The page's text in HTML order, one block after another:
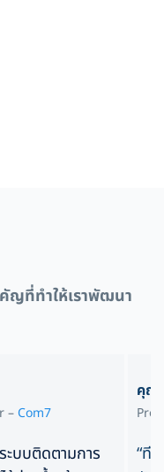
ที่ทำให้เราพัฒนา
– Com7
ะบบติดตามการ
คุณ
“ที